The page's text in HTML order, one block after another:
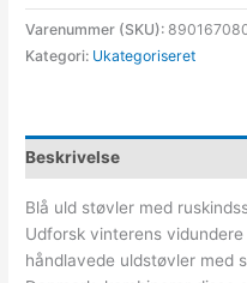
Varenummer (SKU):
Kategori: Ukategoriseret
Beskrivelse
Blå uld støvler med
Udforsk vinterens
håndlavede uldstøvler med